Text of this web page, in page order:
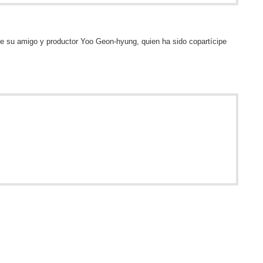
su amigo y productor Yoo Geon-hyung, quien ha sido copartícipe